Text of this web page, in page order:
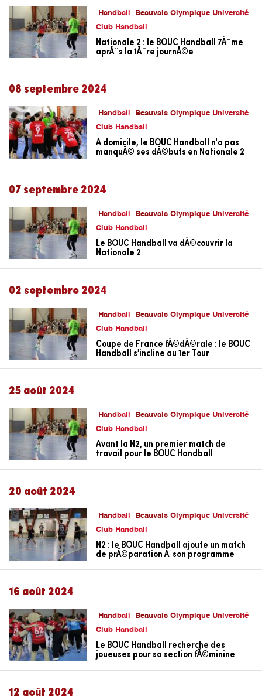
Handball
Beauvais Olympique Université
Club Handball
Nationale 2 : le BOUC Handball 7Ã¨me
aprÃ¨s la 1Ã¨re journÃ©e
08 septembre 2024
Handball
Beauvais Olympique Université
Club Handball
A domicile, le BOUC Handball n'a pas
manquÃ© ses dÃ©buts en Nationale 2
07 septembre 2024
Handball
Beauvais Olympique Université
Club Handball
Le BOUC Handball va dÃ©couvrir la
Nationale 2
02 septembre 2024
Handball
Beauvais Olympique Université
Club Handball
Coupe de France fÃ©dÃ©rale : le BOUC
Handball s'incline au 1er Tour
25 août 2024
Handball
Beauvais Olympique Université
Club Handball
Avant la N2, un premier match de
travail pour le BOUC Handball
20 août 2024
Handball
Beauvais Olympique Université
Club Handball
N2 : le BOUC Handball ajoute un match
de prÃ©paration Ã son programme
16 août 2024
Handball
Beauvais Olympique Université
Club Handball
Le BOUC Handball recherche des
joueuses pour sa section fÃ©minine
12 août 2024